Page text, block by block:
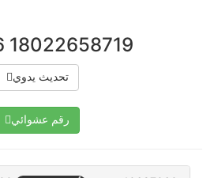
18022658719
تحديث يدوي
رقم عشوائي